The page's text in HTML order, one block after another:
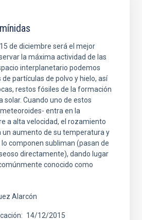
15 de diciembre será el mejor
la máxima actividad de las
interplanetario podemos
partículas de polvo y hielo, así
restos fósiles de la formación
solar. Cuando uno de estos
entra en la
a alta velocidad, el rozamiento
un aumento de su temperatura y
componen subliman (pasan de
directamente), dando lugar
conocido como
Alarcón
14/12/2015